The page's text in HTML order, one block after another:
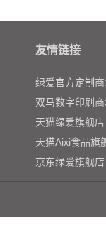
友情链接
绿爱官方定制
双马数字印刷
天猫绿爱旗舰店
天猫Aixi食品旗
京东绿爱旗舰店